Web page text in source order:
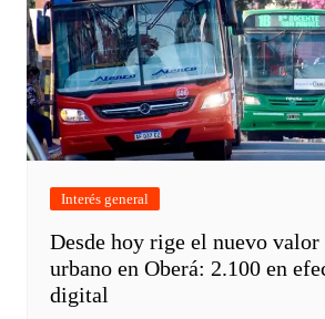
Interés general
Desde hoy rige el nuevo
urbano en Oberá: 2.100 en
digital